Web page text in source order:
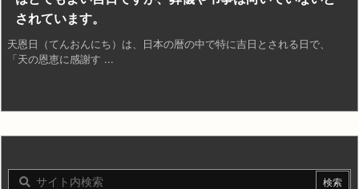
されています。
天恩日（てんおんにち）は、日本の暦の中で特に吉日とされる日で、
「天の恩恵に感謝す ...